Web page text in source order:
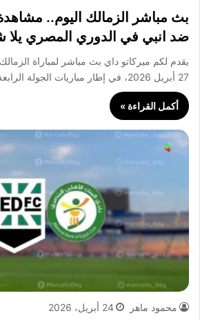
بث مباشر الزمالك اليوم..
ضد انبي في الدوري المصري
يقدم لكم ميركاتو داي بث مباشر لمباراة الزمالك
27 أبريل 2026، في إطار مباريات الجولة الرابعة…
أكمل القراءة »
محمود ماهر 24 أبريل، 2026